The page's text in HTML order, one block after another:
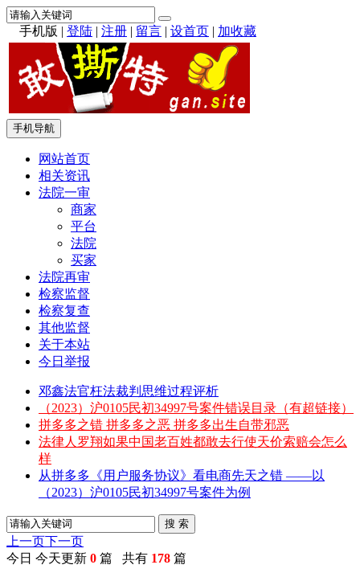
手机版 | 登陆 | 注册 | 留言 | 设首页 | 加收藏
手机导航
网站首页
相关资讯
法院一审
商家
平台
法院
买家
法院再审
检察监督
检察复查
其他监督
关于本站
今日举报
邓鑫法官枉法裁判思维过程评析
（2023）沪0105民初34997号案件错误目录（有超链接）
拼多多之错 拼多多之恶 拼多多出生自带邪恶
法律人罗翔如果中国老百姓都敢去行使天价索赔会怎么
样
从拼多多《用户服务协议》看电商先天之错 ——以
（2023）沪0105民初34997号案件为例
搜 索
上一页下一页
今日 今天更新 0 篇 共有 178 篇